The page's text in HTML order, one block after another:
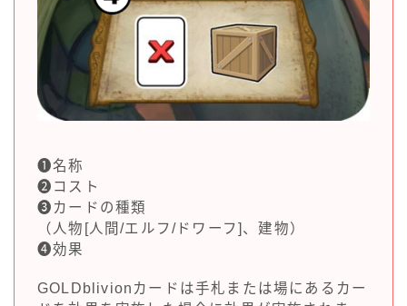
❶名称
❷コスト
❸カードの種類
（人物[人間/エルフ/ドワーフ]、建物）
❹効果
GOLDblivionカードは手札または場にあるカー